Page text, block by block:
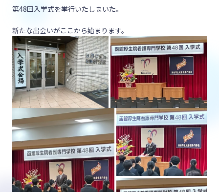
第48回入学式を挙行いたしまいた。
新たな出会いがここから始まります。